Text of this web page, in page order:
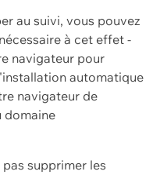
au suivi, vous pouvez
à cet effet -
navigateur pour
automatique
navigateur de
domaine
supprimer les